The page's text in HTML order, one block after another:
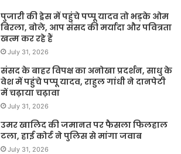
पुजारी की ड्रेस में पहुंचे पप्पू यादव तो भड़के ओम
बिरला, बोले, आप संसद की मर्यादा और पवित्रता
खत्म कर रहे हैं
July 31, 2026
संसद के बाहर विपक्ष का अनोखा प्रदर्शन, साधु के
वेश में पहुंचे पप्पू यादव, राहुल गांधी ने दानपेटी
में चढ़ाया चढ़ावा
July 31, 2026
उमर खालिद की जमानत पर फैसला फिलहाल
टला, हाई कोर्ट ने पुलिस से मांगा जवाब
July 31, 2026